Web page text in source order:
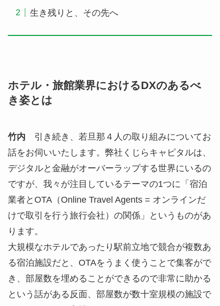
生き残りと、その先へ
ホテル・旅館業界におけるDXのあるべ
き姿とは
竹内 引き続き、若旦那４人の取り組みについてお
話をお伺いいたします。弊社くじらキャピタルは、
デジタルと金融がオーバーラップする世界にいるの
ですが、我々が注目しているテーマの1つに「宿泊
業者とOTA（Online Travel Agents = オンラインだ
けで取引を行う旅行会社）の関係」というものがあ
ります。
大規模なホテルであったり駅前立地で競合が複数あ
る宿泊施設だと、OTAをうまく使うことで集客がで
き、部屋数を埋めることができるので非常に助かる
という話がある反面、部屋数が数十室規模の施設で